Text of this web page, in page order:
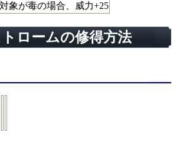
対象が毒の場合、威力+25
ロームの修得方法